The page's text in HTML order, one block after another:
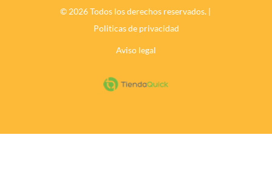
© 2026 Todos los derechos reservados. |
Politicas de privacidad
Aviso legal